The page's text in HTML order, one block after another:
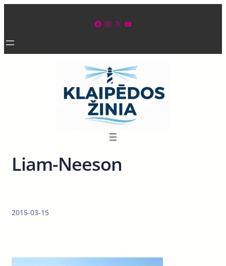
Facebook Instagram X YouTube
Liam-Neeson
2015-03-15